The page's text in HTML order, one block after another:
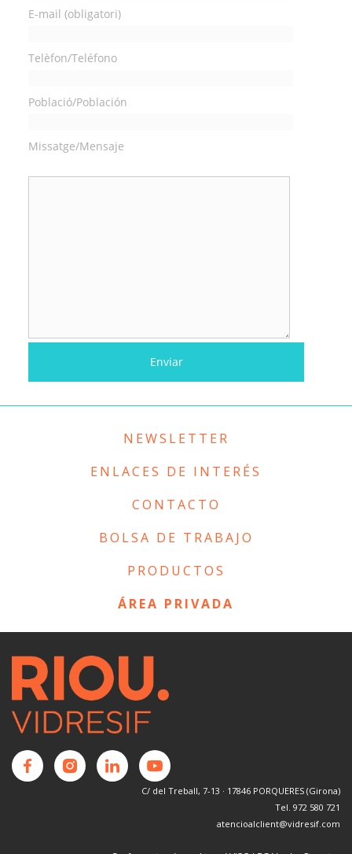
E-mail (obligatori)
Telèfon/Teléfono
Població/Población
Missatge/Mensaje
NEWSLETTER
ENLACES DE INTERÉS
CONTACTO
BOLSA DE TRABAJO
PRODUCTOS
ÁREA PRIVADA
C/ del Treball, 7-13 · 17846 PORQUERES (Girona)
Tel. 972 580 721
atencioalclient@vidresif.com